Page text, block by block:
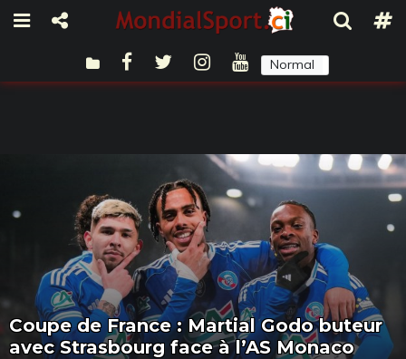
Normal
Coupe de France : Martial Godo buteur
avec Strasbourg face à l’AS Monaco